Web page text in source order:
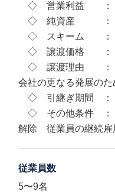
◇ 営業利益 ：
◇ 純資産 ： 約
◇ スキーム ：
◇ 譲渡価格 ：
◇ 譲渡理由 ： 後
会社の更なる発展のた
◇ 引継ぎ期間 ：
◇ その他条件 ：
解除 従業員の継続
従業員数
5〜9名